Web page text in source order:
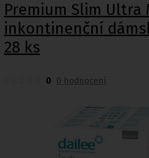
Premium Slim Ultra
inkontinenční
28 ks
0 0 hodnocení